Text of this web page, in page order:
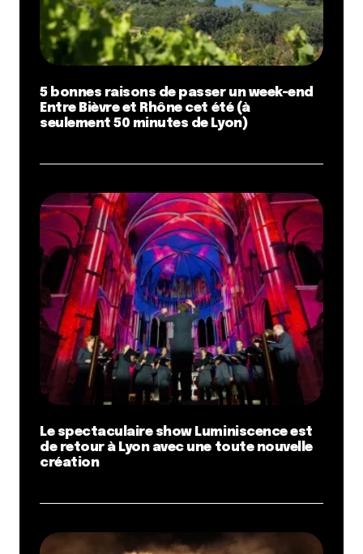
5 bonnes raisons de passer un week-end
Entre Bièvre et Rhône cet été (à
seulement 50 minutes de Lyon)
Le spectaculaire show Luminiscence est
de retour à Lyon avec une toute nouvelle
création